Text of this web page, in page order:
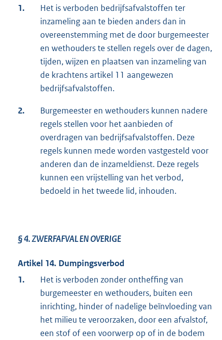
1.
Het is verboden bedrijfsafvalstoffen ter
inzameling aan te bieden anders dan in
overeenstemming met de door burgemeester
en wethouders te stellen regels over de dagen,
tijden, wijzen en plaatsen van inzameling van
de krachtens artikel 11 aangewezen
bedrijfsafvalstoffen.
2.
Burgemeester en wethouders kunnen nadere
regels stellen voor het aanbieden of
overdragen van bedrijfsafvalstoffen. Deze
regels kunnen mede worden vastgesteld voor
anderen dan de inzameldienst. Deze regels
kunnen een vrijstelling van het verbod,
bedoeld in het tweede lid, inhouden.
§ 4.ZWERFAFVAL EN OVERIGE
Artikel 14. Dumpingsverbod
1.
Het is verboden zonder ontheffing van
burgemeester en wethouders, buiten een
inrichting, hinder of nadelige beïnvloeding van
het milieu te veroorzaken, door een afvalstof,
een stof of een voorwerp op of in de bodem